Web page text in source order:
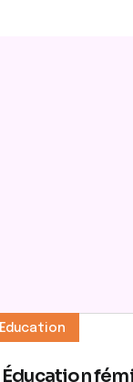
Education
Éducation